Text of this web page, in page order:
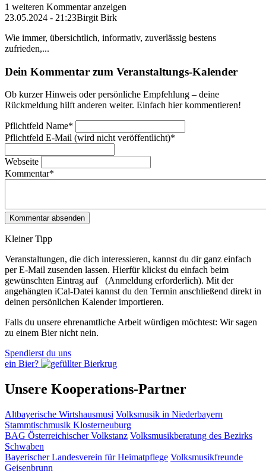
1 weiteren Kommentar anzeigen
23.05.2024 - 21:23Birgit Birk
Wie immer, übersichtlich, informativ, zuverlässig bestens
zufrieden,...
Dein Kommentar zum Veranstaltungs-Kalender
Ob kurzer Hinweis oder persönliche Empfehlung – deine
Rückmeldung hilft anderen weiter. Einfach hier kommentieren!
Pflichtfeld Name*
Pflichtfeld E-Mail (wird nicht veröffentlicht)*
Webseite
Kommentar*
Kleiner Tipp
Veranstaltungen, die dich interessieren, kannst du dir ganz einfach
per E‑Mail zusenden lassen. Hierfür klickst du einfach beim
gewünschten Eintrag auf
(Anmeldung erforderlich). Mit der
angehängten iCal-Datei kannst du den Termin anschließend direkt in
deinen persönlichen Kalender importieren.
Falls du unsere ehrenamtliche Arbeit würdigen möchtest: Wir sagen
zu einem Bier nicht nein.
Spendierst du uns
ein Bier?
Unsere Kooperations-Partner
Altbayerische Wirtshausmusi Volksmusik in Niederbayern
Stammtischmusik Klosterneuburg
BAG Österreichischer Volkstanz Volksmusikberatung des Bezirks
Schwaben
Bayerischer Landesverein für Heimatpflege Volksmusikfreunde
Geisenbrunn